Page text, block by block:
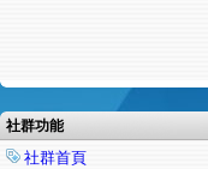
社群功能
社群首頁